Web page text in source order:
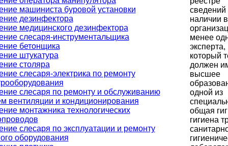
машиниста буровой установки
дезинфектора
медицинского дезинфектора
слесаря-инструментальщика
бетонщика
штукатура
столяра
слесаря-электрика по ремонту
слесаря по ремонту и обслуживанию
вентиляции и кондиционирования
монтажника технологических
слесаря по эксплуатации и ремонту
оборудования
сведений
наличии в
менее
эксперта,
который
должен
высшее
одной из
общая
гигиена